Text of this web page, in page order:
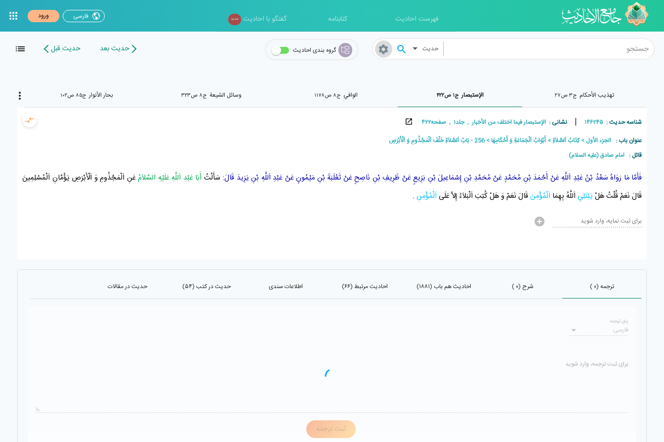
فهرست احادیث کتابنامه گفتگو با احادیث جدید فارسی ورود
حدیث گروه بندی احادیث حدیث بعد حدیث قبل
تهذيب الأحكام ج۳ ص۲۷ الإستبصار ج۱ ص۴۲۲ الوافي ج۸ ص۱۱۷۸ وسائل الشیعة ج۸ ص۳۲۳ بحار الأنوار ج۸۵ ص۱۰۲
شناسه حدیث : ۱۴۶۲۴۵ | نشانی : الإستبصار فيما اختلف من الأخبار , جلد۱ , صفحه۴۲۲
عنوان باب : الجزء الأول كِتَابُ اَلصَّلاَةِ أَبْوَابُ اَلْجَمَاعَةِ وَ أَحْكَامِهَا 256 - بَابُ اَلصَّلاَةِ خَلْفَ اَلْمَجْذُومِ وَ اَلْأَبْرَصِ
قائل : امام صادق (علیه السلام)
فَأَمَّا مَا رَوَاهُ سَعْدُ بْنُ عَبْدِ اَللَّهِعَنْ أَحْمَدَ بْنِ مُحَمَّدٍ عَنْ مُحَمَّدِ بْنِ إِسْمَاعِيلَ بْنِ بَزِيعٍعَنْ ظَرِيفِ بْنِ نَاصِحٍعَنْ ثَعْلَبَةَ بْنِ مَيْمُونٍعَنْ عَبْدِ اَللَّهِ بْنِ يَزِيدَ قَالَ: سَأَلْتُ أَبَا عَبْدِ اَللَّهِ عَلَيْهِ السَّلاَمُعَنِ اَلْمَجْذُومِ وَ اَلْأَبْرَصِ يَؤُمَّانِ اَلْمُسْلِمِينَ
قَالَ نَعَمْ قُلْتُ هَلْ يَبْتَلِي اَللَّهُ بِهِمَا اَلْمُؤْمِنَقَالَ نَعَمْ وَ هَلْ كُتِبَ اَلْبَلاَءُ إِلاَّ عَلَى اَلْمُؤْمِنِ .
برای ثبت نمایه، وارد شوید
ترجمه (۰ ) شرح (۰ ) احادیث هم باب (۱۸۸۱) احادیث مرتبط (۶۶) اطلاعات سندی حدیث در کتب (۵۴) حدیث در مقالات
فارسی
زبان ترجمه
برای ثبت ترجمه، وارد شوید
ثبت ترجمه